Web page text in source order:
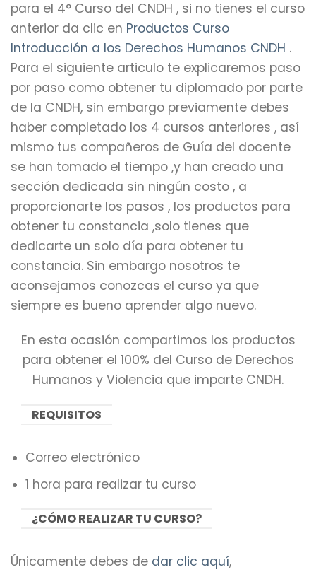
para el 4° Curso del CNDH , si no tienes el curso
anterior da clic en Productos Curso
Introducción a los Derechos Humanos CNDH .
Para el siguiente articulo te explicaremos paso
por paso como obtener tu diplomado por parte
de la CNDH, sin embargo previamente debes
haber completado los 4 cursos anteriores , así
mismo tus compañeros de Guía del docente
se han tomado el tiempo ,y han creado una
sección dedicada sin ningún costo , a
proporcionarte los pasos , los productos para
obtener tu constancia ,solo tienes que
dedicarte un solo día para obtener tu
constancia. Sin embargo nosotros te
aconsejamos conozcas el curso ya que
siempre es bueno aprender algo nuevo.
En esta ocasión compartimos los productos
para obtener el 100% del Curso de Derechos
Humanos y Violencia que imparte CNDH.
REQUISITOS
Correo electrónico
1 hora para realizar tu curso
¿CÓMO REALIZAR TU CURSO?
Únicamente debes de dar clic aquí,